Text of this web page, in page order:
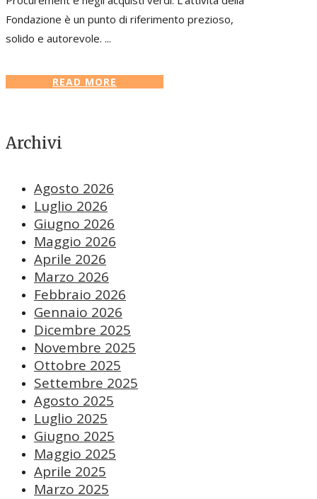
Fondazione è un punto di riferimento prezioso,
solido e autorevole. ...
READ MORE
Archivi
Agosto 2026
Luglio 2026
Giugno 2026
Maggio 2026
Aprile 2026
Marzo 2026
Febbraio 2026
Gennaio 2026
Dicembre 2025
Novembre 2025
Ottobre 2025
Settembre 2025
Agosto 2025
Luglio 2025
Giugno 2025
Maggio 2025
Aprile 2025
Marzo 2025